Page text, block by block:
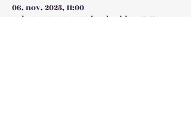
06. nov. 2025, 11:00
Arhatsenteret, Tyttebærbrekko, 5353